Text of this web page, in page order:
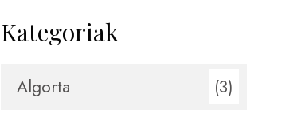
Kategoriak
Algorta (3)